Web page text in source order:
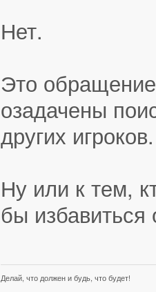
Нет.
Это
озадачены
других игроков.
Ну или к тем,
бы
Делай, что должен и будь, что будет!